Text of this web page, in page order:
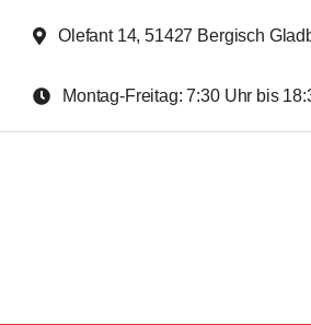
Inhalt
Olefant 14, 51427 Bergisch
Montag-Freitag: 7:30 Uhr bis